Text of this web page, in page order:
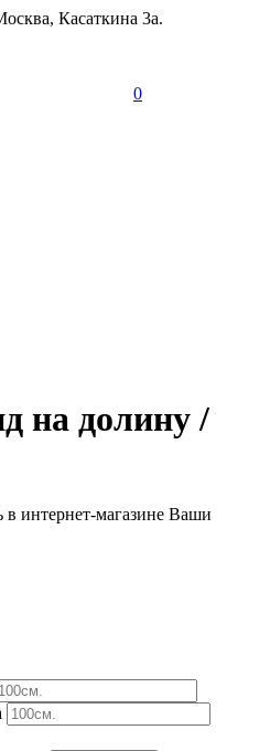
Касаткина 3а.
0
на долину /